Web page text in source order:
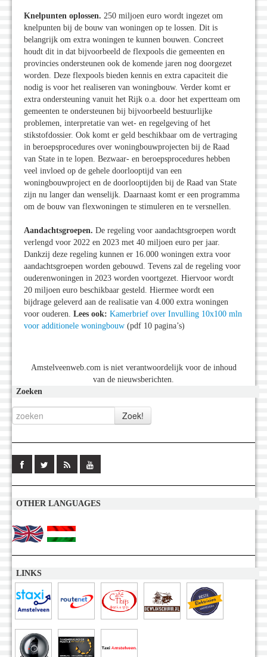
Knelpunten oplossen. 250 miljoen euro wordt ingezet om
knelpunten bij de bouw van woningen op te lossen. Dit is
belangrijk om extra woningen te kunnen bouwen. Concreet
houdt dit in dat bijvoorbeeld de flexpools die gemeenten en
provincies ondersteunen ook de komende jaren nog doorgezet
worden. Deze flexpools bieden kennis en extra capaciteit die
nodig is voor het realiseren van woningbouw. Verder komt er
extra ondersteuning vanuit het Rijk o.a. door het expertteam om
gemeenten te ondersteunen bij bijvoorbeeld bestuurlijke
problemen, interpretatie van wet- en regelgeving of het
stikstofdossier. Ook komt er geld beschikbaar om de vertraging
in beroepsprocedures over woningbouwprojecten bij de Raad
van State in te lopen. Bezwaar- en beroepsprocedures hebben
veel invloed op de gehele doorlooptijd van een
woningbouwproject en de doorlooptijden bij de Raad van State
zijn nu langer dan wenselijk. Daarnaast komt er een programma
om de bouw van flexwoningen te stimuleren en te versnellen.
Aandachtsgroepen. De regeling voor aandachtsgroepen wordt
verlengd voor 2022 en 2023 met 40 miljoen euro per jaar.
Dankzij deze regeling kunnen er 16.000 woningen extra voor
aandachtsgroepen worden gebouwd. Tevens zal de regeling voor
ouderenwoningen in 2023 worden voortgezet. Hiervoor wordt
20 miljoen euro beschikbaar gesteld. Hiermee wordt een
bijdrage geleverd aan de realisatie van 4.000 extra woningen
voor ouderen. Lees ook: Kamerbrief over Invulling 10x100 mln
voor additionele woningbouw (pdf 10 pagina’s)
Amstelveenweb.com is niet verantwoordelijk voor de inhoud
van de nieuwsberichten.
Zoeken
OTHER LANGUAGES
LINKS